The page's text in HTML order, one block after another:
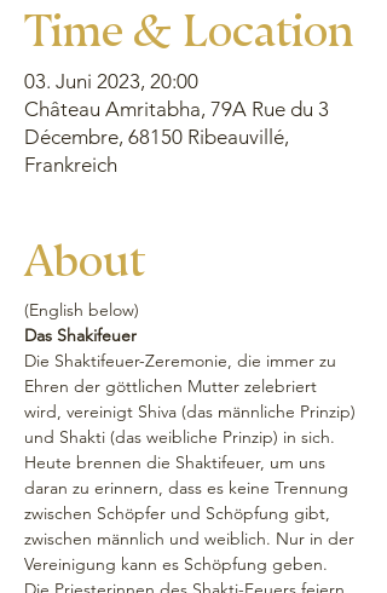
Time & Location
03. Juni 2023, 20:00
Château Amritabha, 79A Rue du 3
Décembre, 68150 Ribeauvillé,
Frankreich
About
(English below)
Das Shakifeuer
Die Shaktifeuer-Zeremonie, die immer zu
Ehren der göttlichen Mutter zelebriert
wird, vereinigt Shiva (das männliche Prinzip)
und Shakti (das weibliche Prinzip) in sich.
Heute brennen die Shaktifeuer, um uns
daran zu erinnern, dass es keine Trennung
zwischen Schöpfer und Schöpfung gibt,
zwischen männlich und weiblich. Nur in der
Vereinigung kann es Schöpfung geben.